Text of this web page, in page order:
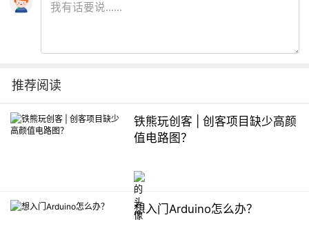
推荐阅读
铁熊玩创客 | 创客项目缺少高颜
值电路图？
想入门Arduino怎么办？